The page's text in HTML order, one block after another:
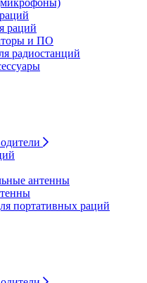
раций
и ПО
радиостанций
антенны
портативных раций